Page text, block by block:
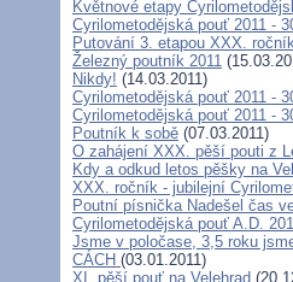
Květnové etapy
Cyrilometodějská pouť 2011 -
Putování 3. etapou XXX.
Železný poutník 2011
Nikdy! (14.03.2011)
Cyrilometodějská pouť 2011 -
Cyrilometodějská pouť 2011 -
Poutník k sobě (07.03.2011)
O zahájení XXX. pěší pouti z
Kdy a odkud letos pěšky na
XXX. ročník - jubilejní
Poutní písnička Nadešel čas
Cyrilometodějská pouť A.D.
Jsme v poločase, 3,5 roku
CÁCH (03.01.2011)
XI. pěší pouť na Velehrad